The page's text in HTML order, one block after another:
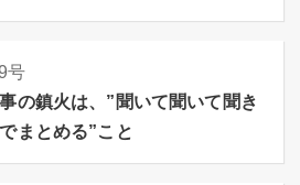
号
の鎮火は、”聞いて聞いて聞き
まとめる”こと